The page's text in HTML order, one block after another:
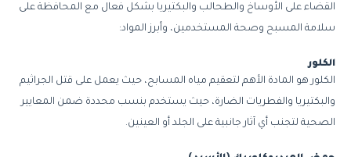
القضاء على الأوساخ والطحالب والبكتيريا بشكل فعال مع المحافظة على
سلامة المسبح وصحة المستخدمين، وأبرز المواد:
الكلور
الكلور هو المادة الأهم لتعقيم مياه المسابح، حيث يعمل على قتل الجراثيم
والبكتيريا والفطريات الضارة، حيث يستخدم بنسب محددة ضمن المعايير
الصحية لتجنب أي آثار جانبية على الجلد أو العينين.